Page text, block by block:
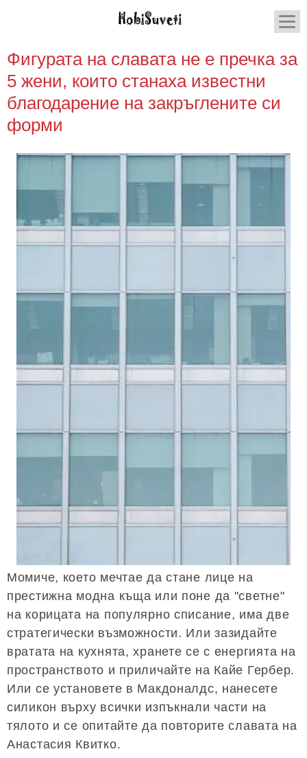
Фигурата на славата не е пречка за
5 жени, които станаха известни
благодарение на закръглените си
форми
Момиче, което мечтае да стане лице на
престижна модна къща или поне да "светне"
на корицата на популярно списание, има две
стратегически възможности. Или зазидайте
вратата на кухнята, хранете се с енергията на
пространството и приличайте на Кайе Гербер.
Или се установете в Макдоналдс, нанесете
силикон върху всички изпъкнали части на
тялото и се опитайте да повторите славата на
Анастасия Квитко.